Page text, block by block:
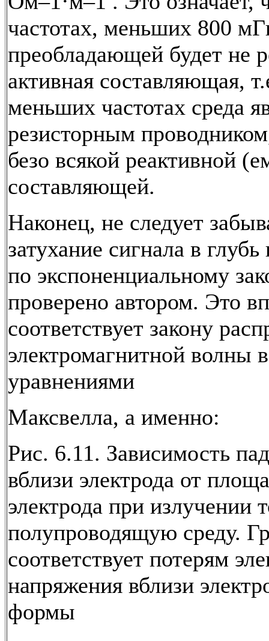
частотах, меньших 800
преобладающей будет не
активная составляющая,
меньших частотах среда
резисторным
безо всякой реактивной
составляющей.
Наконец, не следует
затухание сигнала в
по экспоненциальному
проверено автором. Это
соответствует закону
электромагнитной волны
уравнениями
Максвелла, а именно:
Рис. 6.11. Зависимость
вблизи электрода от
электрода при излучении
полупроводящую среду.
соответствует потерям
напряжения вблизи
формы